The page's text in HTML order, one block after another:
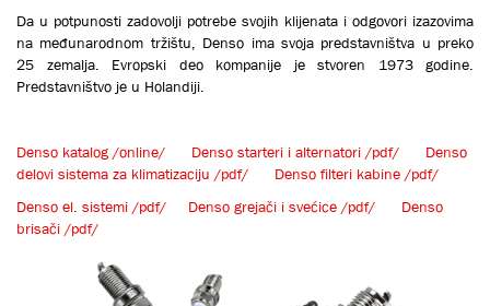
Da u potpunosti zadovolji potrebe svojih klijenata i odgovori izazovima
na međunarodnom tržištu, Denso ima svoja predstavništva u preko
25 zemalja. Evropski deo kompanije je stvoren 1973 godine.
Predstavništvo je u Holandiji.
Denso katalog /online/ Denso starteri i alternatori /pdf/
Denso
delovi sistema za klimatizaciju /pdf/
Denso filteri kabine /pdf/
Denso el. sistemi /pdf/
Denso grejači i svećice /pdf/
Denso
brisači /pdf/